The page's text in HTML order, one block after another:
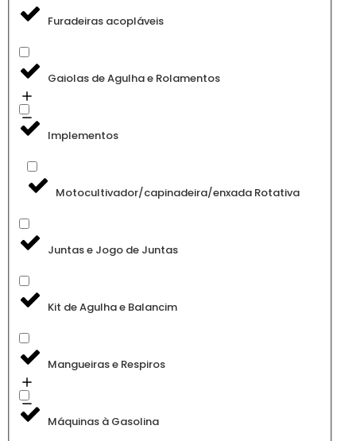
Furadeiras acopláveis
Gaiolas de Agulha e Rolamentos
Implementos
Motocultivador/capinadeira/enxada Rotativa
Juntas e Jogo de Juntas
Kit de Agulha e Balancim
Mangueiras e Respiros
Máquinas à Gasolina